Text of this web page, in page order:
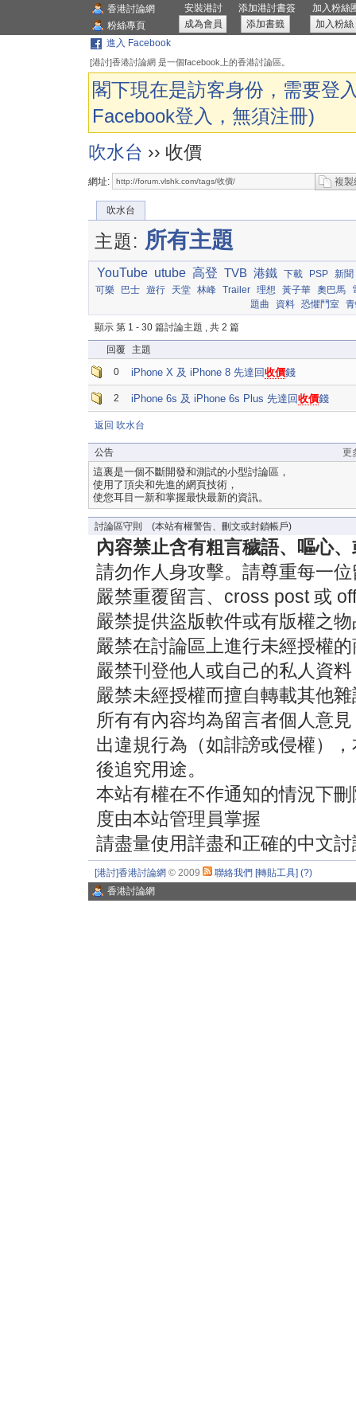
香港討論網
粉絲專頁
安裝港討
成為會員
添加港討書簽
添加書籤
加入粉絲
加入粉絲
進入 Facebook
[港討]香港討論網 是一個facebook上的香港討論區。
閣下現在是訪客身份，需要登
Facebook登入，無須注冊)
吹水台 ›› 收價
網址: 複製
吹水台
主題: 所有主題
YouTube utube 高登 TVB 港鐵 下載 PSP
新聞
可樂
巴士 遊行 天堂 林峰 Trailer 理想 黃子華 奧巴馬
題曲
資料 恐懼鬥室
顯示 第 1 - 30 篇討論主題 , 共 2 篇
回覆
主題
0
iPhone X 及 iPhone 8 先達回收價錢
2 iPhone 6s 及 iPhone 6s Plus 先達回收價錢
返回 吹水台
公告 更
這裏是一個不斷開發和測試的小型討論區，
使用了頂尖和先進的網頁技術，
使您耳目一新和掌握最快最新的資訊。
討論區守則 (本站有權警告、刪文或封鎖帳戶)
內容禁止含有粗言穢語、嘔心
請勿作人身攻擊。請尊重每一
嚴禁重覆留言、cross post 或
嚴禁提供盜版軟件或有版權之
嚴禁在討論區上進行未經授權
嚴禁刊登他人或自己的私人資
嚴禁未經授權而擅自轉載其他
所有有內容均為留言者個人意
出違規行為（如誹謗或侵權）
後追究用途。
本站有權在不作通知的情況下
度由本站管理員掌握
請盡量使用詳盡和正確的中文
[港討]香港討論網 © 2009 聯絡我們 [轉貼工具] (?)
香港討論網